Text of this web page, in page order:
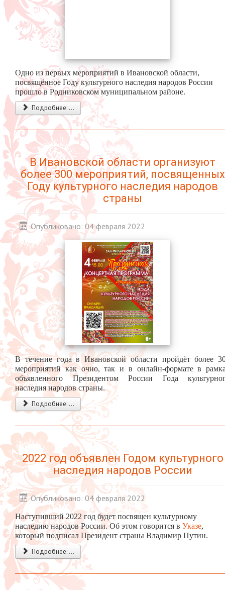
Одно из первых мероприятий в Ивановской области,
посвящённое Году культурного наследия народов России
прошло в Родниковском муниципальном районе.
Подробнее: ...
В Ивановской области организуют
более 300 мероприятий, посвященных
Году культурного наследия народов
страны
Опубликовано: 04 февраля 2022
В течение года в Ивановской области пройдёт более
мероприятий как очно, так и в онлайн-формате в
объявленного Президентом России Года
наследия народов страны.
Подробнее: ...
2022 год объявлен Годом культурного
наследия народов России
Опубликовано: 04 февраля 2022
Наступивший 2022 год будет посвящен культурному
наследию народов России. Об этом говорится в Указе,
который подписал Президент страны Владимир Путин.
Подробнее: ...